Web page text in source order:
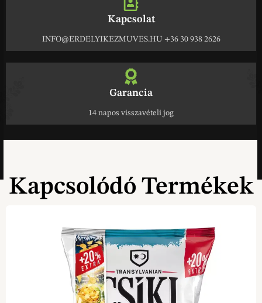
Kapcsolat
INFO@ERDELYIKEZMUVES.HU +36 30 938 2626
Garancia
14 napos visszavételi jog
Kapcsolódó Termékek